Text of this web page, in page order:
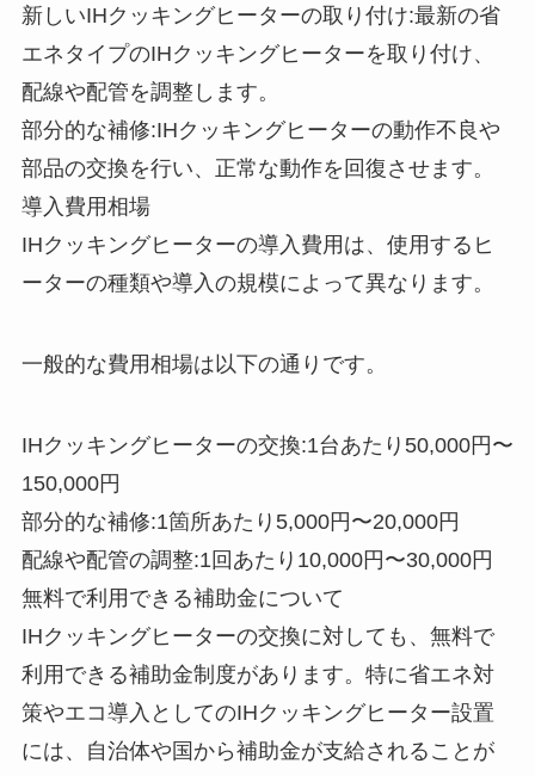
新しいIHクッキングヒーターの取り付け:最新の省
エネタイプのIHクッキングヒーターを取り付け、
配線や配管を調整します。
部分的な補修:IHクッキングヒーターの動作不良や
部品の交換を行い、正常な動作を回復させます。
導入費用相場
IHクッキングヒーターの導入費用は、使用するヒ
ーターの種類や導入の規模によって異なります。
一般的な費用相場は以下の通りです。
IHクッキングヒーターの交換:1台あたり50,000円〜
150,000円
部分的な補修:1箇所あたり5,000円〜20,000円
配線や配管の調整:1回あたり10,000円〜30,000円
無料で利用できる補助金について
IHクッキングヒーターの交換に対しても、無料で
利用できる補助金制度があります。特に省エネ対
策やエコ導入としてのIHクッキングヒーター設置
には、自治体や国から補助金が支給されることが